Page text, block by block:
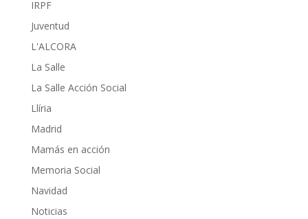
IRPF
Juventud
L'ALCORA
La Salle
La Salle Acción Social
Llíria
Madrid
Mamás en acción
Memoria Social
Navidad
Noticias